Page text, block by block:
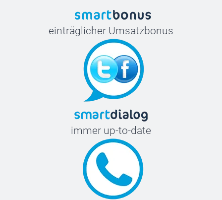
einträglicher Umsatzbonus
immer up-to-date